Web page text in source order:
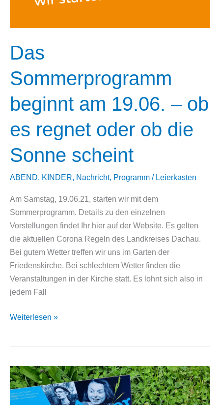
Das
Sommerprogramm
beginnt am 19.06. – ob
es regnet oder ob die
Sonne scheint
ABEND, KINDER, Nachricht, Programm / Leierkasten
Am Samstag, 19.06.21, starten wir mit dem
Sommerprogramm. Details zu den einzelnen
Vorstellungen findet Ihr hier auf der Website. Es gelten
die aktuellen Corona Regeln des Landkreises Dachau.
Bei gutem Wetter treffen wir uns im Garten der
Friedenskirche. Bei schlechtem Wetter finden die
Veranstaltungen in der Kirche statt. Es lohnt sich also in
jedem Fall
Das
19.06.
–
ob
Weiterlesen »